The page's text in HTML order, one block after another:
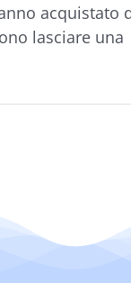
acquistato
lasciare una